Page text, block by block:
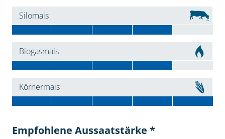
Silomais
Biogasmais
Körnermais
Empfohlene Aussaatstärke *